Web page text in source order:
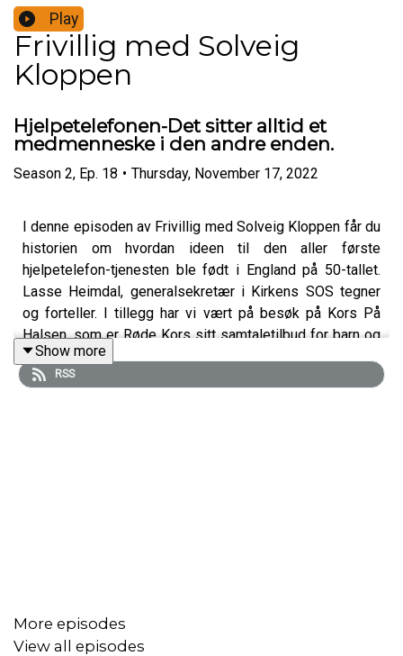
Play
Frivillig med Solveig
Kloppen
Hjelpetelefonen-Det sitter alltid et
medmenneske i den andre enden.
Season 2, Ep. 18 • Thursday, November 17, 2022
I denne episoden av Frivillig med Solveig Kloppen får du
historien om hvordan ideen til den aller første
hjelpetelefon-tjenesten ble født i England på 50-tallet.
Lasse Heimdal, generalsekretær i Kirkens SOS tegner
og forteller. I tillegg har vi vært på besøk på Kors På
Halsen, som er Røde Kors sitt samtaletilbud for barn og
unge under 18 år.
Show more
RSS
More episodes
View all episodes